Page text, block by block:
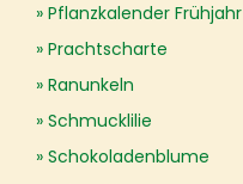
Pflanzkalender Frühjahr
Prachtscharte
Ranunkeln
Schmucklilie
Schokoladenblume